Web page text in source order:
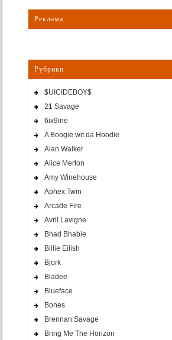
Реклама
Рубрики
$UICIDEBOY$
21 Savage
6ix9ine
A Boogie wit da Hoodie
Alan Walker
Alice Merton
Amy Winehouse
Aphex Twin
Arcade Fire
Avril Lavigne
Bhad Bhabie
Billie Eilish
Bjork
Bladee
Blueface
Bones
Brennan Savage
Bring Me The Horizon